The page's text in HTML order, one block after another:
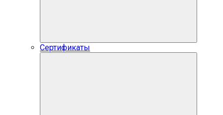
Сертификаты